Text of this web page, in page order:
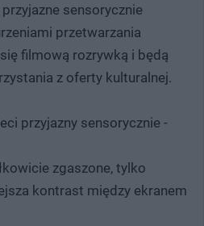
sensorycznie
przetwarzania
filmową rozrywką i będą
z oferty kulturalnej.
przyjazny sensorycznie -
zgaszone, tylko
kontrast między ekranem